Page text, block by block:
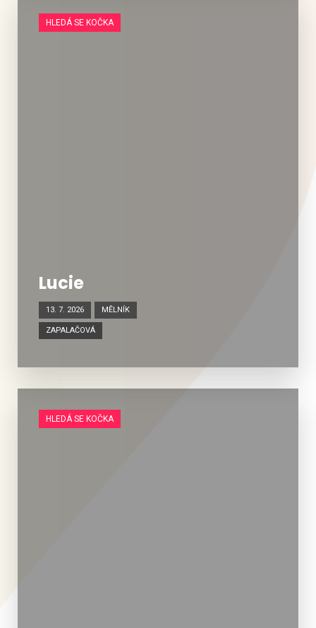
HLEDÁ SE KOČKA
Lucie
13. 7. 2026 MĚLNÍK
ZAPALAČOVÁ
HLEDÁ SE KOČKA